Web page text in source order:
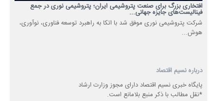
افتخاری بزرگ برای صنعت پتروشیمی ایران؛ پتروشیمی نوری در جمع
فینالیست‌های جایزه جهانی...
شرکت پتروشیمی نوری موفق شد با اتکا به راهبرد توسعه فناوری، نوآوری،
هوش...
درباره نسیم اقتصاد
پایگاه خبری نسیم اقتصاد دارای مجوز وزارت ارشاد
*نقل مطالب با ذکر منبع بلامانع است.